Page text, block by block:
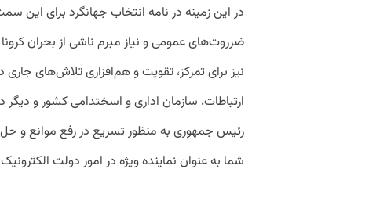
در این زمینه در نامه انتخاب جهانگرد برای
ضرروت‌های عمومی و نیاز مبرم ناشی از بحران
نیز برای تمرکز، تقویت و هم‌افزاری تلاش‌های جاری
ارتباطات، سازمان اداری و اسختدامی کشور و
رئیس جمهوری به منظور تسریع در رفع موانع و
شما به عنوان نماینده ویژه در امور دولت